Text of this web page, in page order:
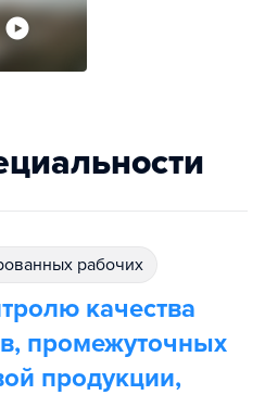
рабочих
качества
промежуточных
продукции,